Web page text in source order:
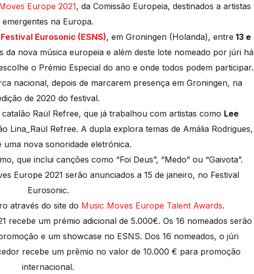
Europe 2021, da Comissão Europeia, destinados a artistas
emergentes na Europa.
Festival Eurosonic (ESNS), em Groningen (Holanda), entre 13 e
da nova música europeia e além deste lote nomeado por júri há
o Prémio Especial do ano e onde todos podem participar.
nacional, depois de marcarem presença em Groningen, na
de 2020 do festival.
Raül Refree, que já trabalhou com artistas como Lee
Lina_Raül Refree. A dupla explora temas de Amália Rodrigues,
uma nova sonoridade eletrónica.
que inclui canções como “Foi Deus”, “Medo” ou “Gaivota”.
Europe 2021 serão anunciados a 15 de janeiro, no Festival
Eurosonic.
através do site do Music Moves Europe Talent Awards.
recebe um prémio adicional de 5.000€. Os 16 nomeados serão
e um showcase no ESNS. Dos 16 nomeados, o júri
recebe um prêmio no valor de 10.000 € para promoção
internacional.